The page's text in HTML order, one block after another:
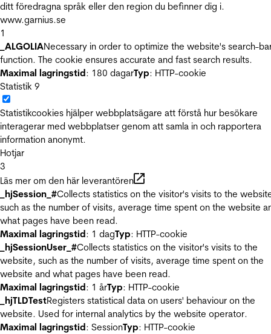
ditt föredragna språk eller den region du befinner dig i.
www.garnius.se
1
_ALGOLIANecessary in order to optimize the website's search-
function. The cookie ensures accurate and fast search results.
Maximal lagringstid: 180 dagarTyp: HTTP-cookie
Statistik 9
Statistikcookies hjälper webbplatsägare att förstå hur besökare
interagerar med webbplatser genom att samla in och rapportera
information anonymt.
Hotjar
3
Läs mer om den här leverantören
_hjSession_#Collects statistics on the visitor's visits to the
such as the number of visits, average time spent on the website
what pages have been read.
Maximal lagringstid: 1 dagTyp: HTTP-cookie
_hjSessionUser_#Collects statistics on the visitor's visits to the
website, such as the number of visits, average time spent on the
website and what pages have been read.
Maximal lagringstid: 1 årTyp: HTTP-cookie
_hjTLDTestRegisters statistical data on users' behaviour on the
website. Used for internal analytics by the website operator.
Maximal lagringstid: SessionTyp: HTTP-cookie